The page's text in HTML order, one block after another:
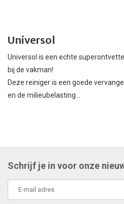
Universol
Universol is een echte
bij de vakman!
Deze reiniger is een goede
en de milieubelasting...
Schrijf je in voor onze